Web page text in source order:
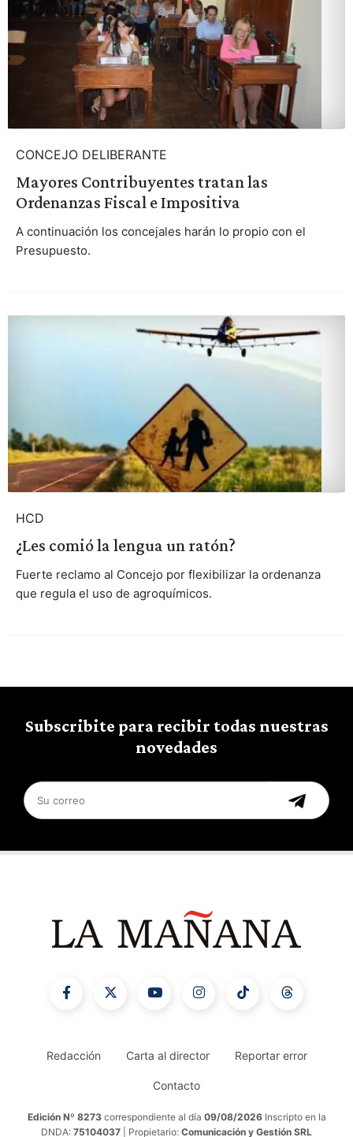
CONCEJO DELIBERANTE
Mayores Contribuyentes tratan las
Ordenanzas Fiscal e Impositiva
A continuación los concejales harán lo propio con el
Presupuesto.
HCD
¿Les comió la lengua un ratón?
Fuerte reclamo al Concejo por flexibilizar la ordenanza
que regula el uso de agroquímicos.
Subscribite para recibir todas nuestras
novedades
Redacción Carta al director Reportar error
Contacto
Edición Nº 8273 correspondiente al día 09/08/2026 Inscripto en la
DNDA: 75104037 | Propietario: Comunicación y Gestión SRL